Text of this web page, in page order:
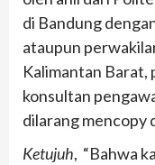
di Bandung
ataupun
Kalimantan Barat,
konsultan
dilarang mencopy
Ketujuh, “Bahwa